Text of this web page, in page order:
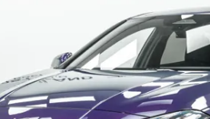
ELECTRIC
WORKS
MINI
MINI